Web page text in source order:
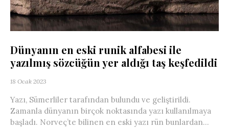
Dünyanın en eski runik alfabesi ile
yazılmış sözcüğün yer aldığı taş keşfedildi
18 Ocak 2023
Yazı, Sümerliler tarafından bulundu ve geliştirildi.
Zamanla dünyanın birçok noktasında yazı kullanılmaya
başladı. Norveç’te bilinen en eski yazı rün bunlardan...